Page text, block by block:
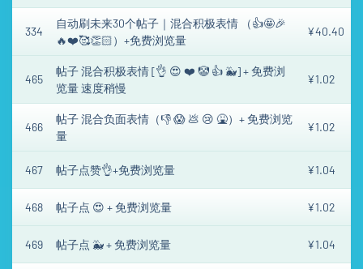
334
自动刷未来30个帖子｜混合积极表情 （👍🤩🎉
🔥❤️🥰👏🏻）+免费浏览量
¥40.40
465
帖子 混合积极表情 [👌 😍 ❤️ 🤡 👍 🐳] + 免费浏
览量 速度稍慢
¥1.02
466
帖子 混合负面表情（👎 😱 💩 😢 🤮）+ 免费浏览
量
¥1.02
467 帖子点赞👌+免费浏览量 ¥1.04
468 帖子点 😍 + 免费浏览量 ¥1.02
469 帖子点 🐳 + 免费浏览量 ¥1.04